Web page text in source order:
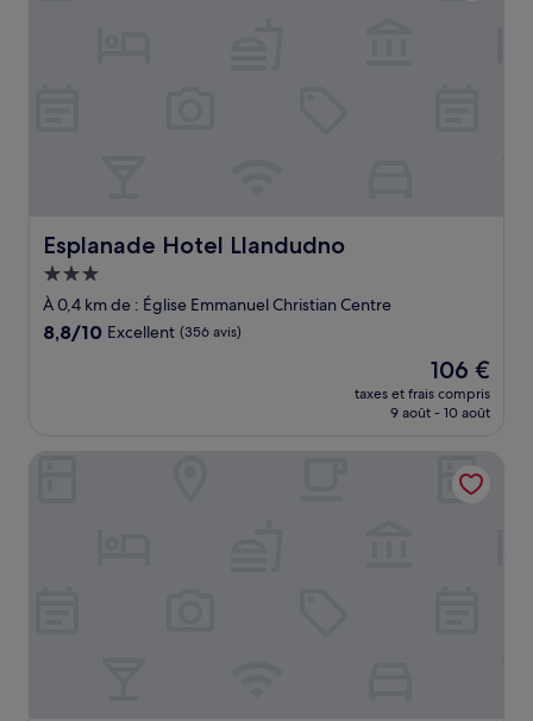
Esplanade Hotel Llandudno
Esplanade Hotel Llandudno
Hébergement
3.0 étoiles
À 0,4 km de : Église Emmanuel Christian Centre
8.8
8,8/10 Excellent (356 avis)
Le
nouveau
prix
de
106 €
106 €
taxes et frais compris
9 août - 10 août